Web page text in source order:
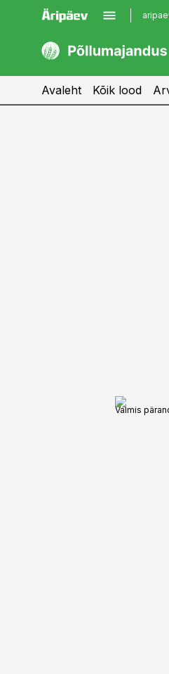
kaubandus.ee
kinnisvarauudised.ee
Avaleht Kõik lood
Valmis